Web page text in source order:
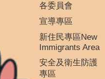
各委員會
宣導專區
新住民專區New
Immigrants Area
安全及衛生防護
專區